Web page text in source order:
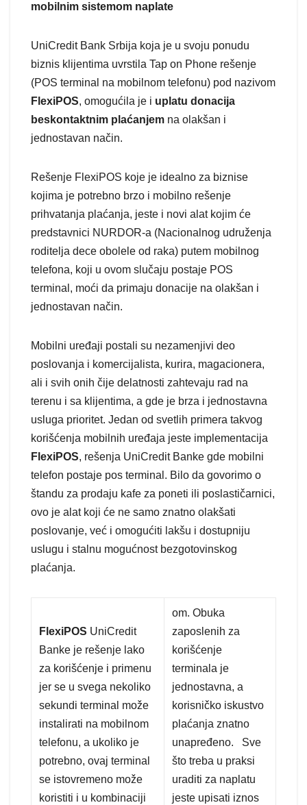
mobilnim sistemom naplate
UniCredit Bank Srbija koja je u svoju ponudu
biznis klijentima uvrstila Tap on Phone rešenje
(POS terminal na mobilnom telefonu) pod nazivom
FlexiPOS, omogućila je i uplatu donacija
beskontaktnim plaćanjem na olakšan i
jednostavan način.
Rešenje FlexiPOS koje je idealno za biznise
kojima je potrebno brzo i mobilno rešenje
prihvatanja plaćanja, jeste i novi alat kojim će
predstavnici NURDOR-a (Nacionalnog udruženja
roditelja dece obolele od raka) putem mobilnog
telefona, koji u ovom slučaju postaje POS
terminal, moći da primaju donacije na olakšan i
jednostavan način.
Mobilni uređaji postali su nezamenjivi deo
poslovanja i komercijalista, kurira, magacionera,
ali i svih onih čije delatnosti zahtevaju rad na
terenu i sa klijentima, a gde je brza i jednostavna
usluga prioritet. Jedan od svetlih primera takvog
korišćenja mobilnih uređaja jeste implementacija
FlexiPOS, rešenja UniCredit Banke gde mobilni
telefon postaje pos terminal. Bilo da govorimo o
štandu za prodaju kafe za poneti ili poslastičarnici,
ovo je alat koji će ne samo znatno olakšati
poslovanje, već i omogućiti lakšu i dostupniju
uslugu i stalnu mogućnost bezgotovinskog
plaćanja.
FlexiPOS UniCredit
Banke je rešenje lako
za korišćenje i primenu
jer se u svega nekoliko
sekundi terminal može
instalirati na mobilnom
telefonu, a ukoliko je
potrebno, ovaj terminal
se istovremeno može
koristiti i u kombinaciji
om. Obuka
zaposlenih za
korišćenje
terminala je
jednostavna, a
korisničko iskustvo
plaćanja znatno
unapređeno. Sve
što treba u praksi
uraditi za naplatu
jeste upisati iznos